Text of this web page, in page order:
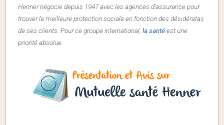
Henner négocie depuis 1947 avec les agences d’assurance pour
trouver la meilleure protection sociale en fonction des désidératas
de ses clients. Pour ce groupe international, la santéest une
priorité absolue.